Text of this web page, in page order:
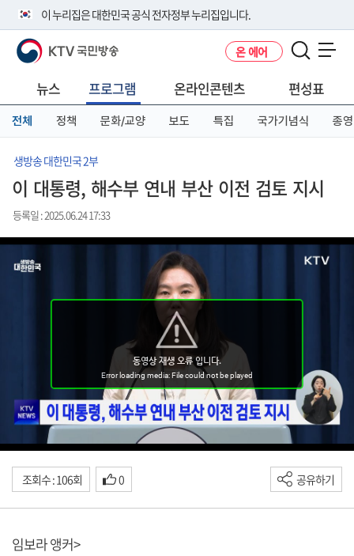
이 누리집은 대한민국 공식 전자정부 누리집입니다.
공식 누리집 주소 확인하기
니다.
이밖에 or.kr 또는 .kr등 다른 도메인 주소를 사용하고 있다면 아래 URL에
서 도메인 주소를 확인해 보세요
KTV 국민방송 온 에어
뉴스 프로그램 온라인콘텐츠 편성표
전체 정책 문화/교양 보도 특집 국가기념식 종영
생방송 대한민국 2부
이 대통령, 해수부 연내 부산 이전 검토 지시
등록일 : 2025.06.24 17:33
조회수 : 106회 0 공유하기
임보라 앵커>